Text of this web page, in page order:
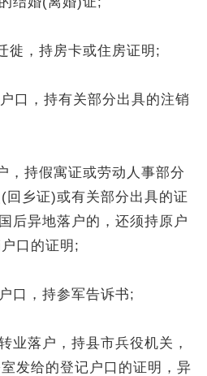
，持房卡或住房证明;
，持有关部分出具的注销
持假寓证或劳动人事部分
回乡证)或有关部分出具的证
后异地落户的，还须持原户
口的证明;
，持参军告诉书;
落户，持县市兵役机关，
发给的登记户口的证明，异